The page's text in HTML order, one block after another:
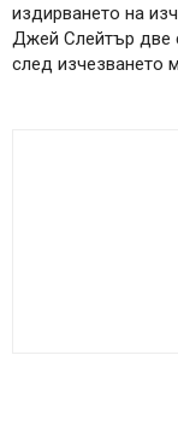
издирването на
Джей Слейтър две
след изчезването